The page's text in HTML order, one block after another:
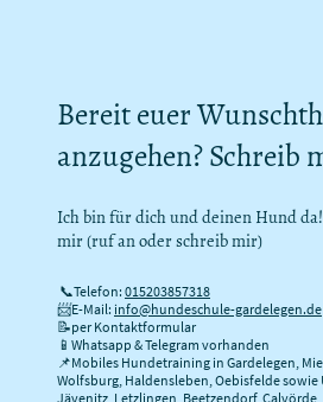
Bereit euer
anzugehen? Schreib
Ich bin für dich und deinen Hund
mir (ruf an oder schreib mir)
📞Telefon: 015203857318
📨E-Mail: info@hundeschule-gardelegen.de
📝per Kontaktformular
📱Whatsapp & Telegram vorhanden
📌Mobiles Hundetraining in Gardelegen,
Wolfsburg, Haldensleben, Oebisfelde sowie
Jävenitz, Letzlingen, Beetzendorf,